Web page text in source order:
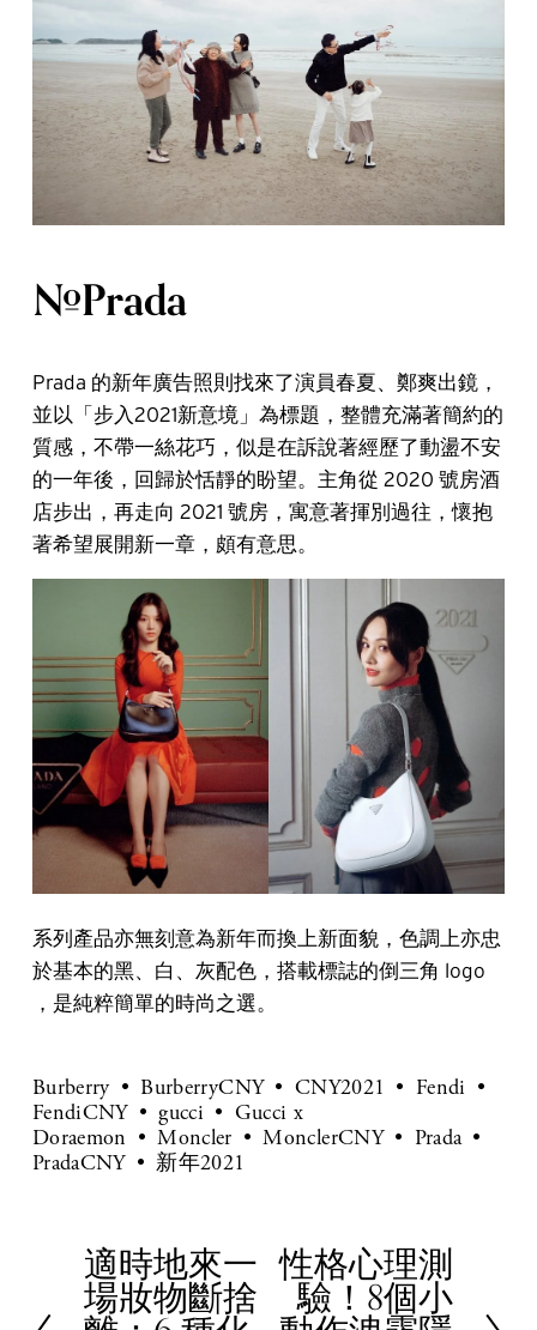
#Prada
Prada 的新年廣告照則找來了演員春夏、鄭爽出鏡，
並以「步入2021新意境」為標題，整體充滿著簡約的
質感，不帶一絲花巧，似是在訴說著經歷了動盪不安
的一年後，回歸於恬靜的盼望。主角從 2020 號房酒
店步出，再走向 2021 號房，寓意著揮別過往，懷抱
著希望展開新一章，頗有意思。
系列產品亦無刻意為新年而換上新面貌，色調上亦忠
於基本的黑、白、灰配色，搭載標誌的倒三角 logo
，是純粹簡單的時尚之選。
Burberry BurberryCNY CNY2021
Fendi
FendiCNY
gucci
Gucci x
Doraemon
Moncler MonclerCNY
Prada
PradaCNY
新年2021
P
r
適時地來一
場妝物斷捨
N性格心理測
驗！8個小